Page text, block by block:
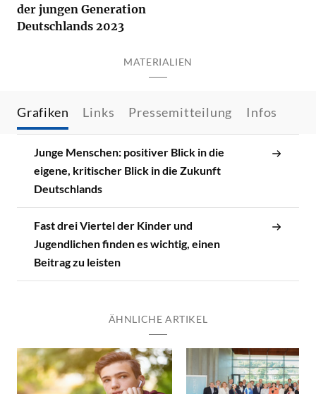
der jungen Generation
Deutschlands 2023
MATERIALIEN
Grafiken Links Pressemitteilung Infos
Junge Menschen: positiver Blick in die
eigene, kritischer Blick in die Zukunft
Deutschlands
Fast drei Viertel der Kinder und
Jugendlichen finden es wichtig, einen
Beitrag zu leisten
ÄHNLICHE ARTIKEL